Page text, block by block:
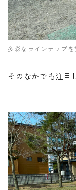
多彩なラインナップ
そのなかでも注目